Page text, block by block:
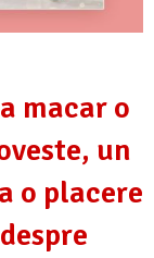
macar o
un
o placere